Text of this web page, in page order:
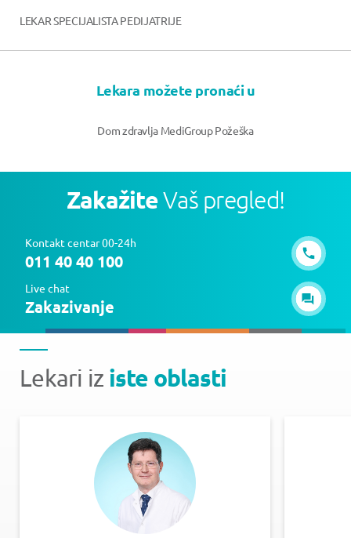
LEKAR SPECIJALISTA PEDIJATRIJE
Lekara možete pronaći u
Dom zdravlja MediGroup Požeška
ZakažiteVaš pregled!
Kontakt centar 00-24h
011 40 40 100
Live chat
Zakazivanje
Lekari iz iste oblasti